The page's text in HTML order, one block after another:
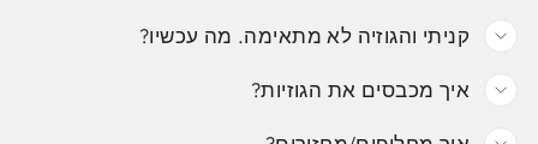
קניתי והגוזיה לא מתאימה. מה עכשיו?
איך מכבסים את הגוזיות?